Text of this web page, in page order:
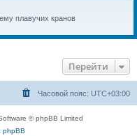
плавучих кранов
Перейти
Часовой пояс: UTC+03:00
© phpBB Limited
phpBB